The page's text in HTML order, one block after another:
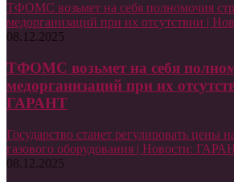
ТФОМС возьмет на себя полномочия
медорганизаций при их отсутствии |
08.12.2025
ТФОМС возьмет на себя
медорганизаций при их
ГАРАНТ
Государство станет регулировать цены
газового оборудования | Новости:
08.12.2025